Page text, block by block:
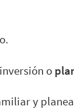
o
y